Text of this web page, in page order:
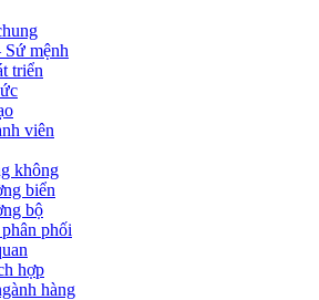
mệnh
triển
viên
không
biển
bộ
phối
hợp
hàng